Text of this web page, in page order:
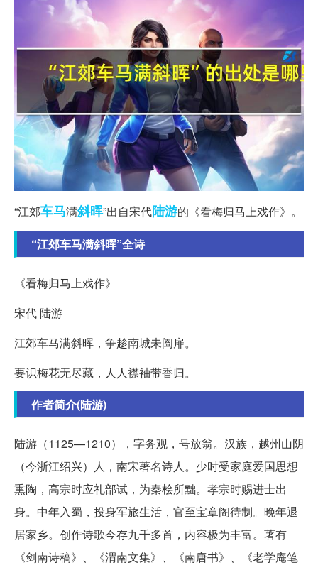
“江郊车马满斜晖”出自宋代陆游的《看梅归马上戏作》。
“江郊车马满斜晖”全诗
《看梅归马上戏作》
宋代 陆游
江郊车马满斜晖，争趁南城未阖扉。
要识梅花无尽藏，人人襟袖带香归。
作者简介(陆游)
陆游（1125—1210），字务观，号放翁。汉族，越州山阴
（今浙江绍兴）人，南宋著名诗人。少时受家庭爱国思想
熏陶，高宗时应礼部试，为秦桧所黜。孝宗时赐进士出
身。中年入蜀，投身军旅生活，官至宝章阁待制。晚年退
居家乡。创作诗歌今存九千多首，内容极为丰富。著有
《剑南诗稿》、《渭南文集》、《南唐书》、《老学庵笔